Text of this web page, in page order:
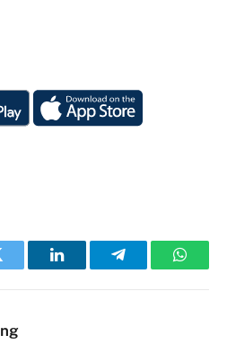
LinkedInTelegram